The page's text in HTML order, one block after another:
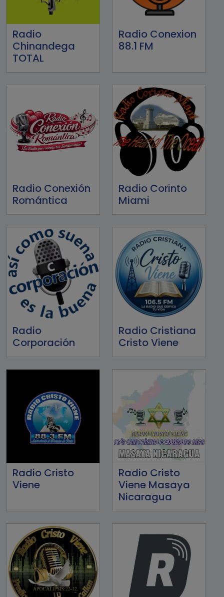
Radio
Chinandega
TOTAL
Radio Conexion
88.1 FM
Radio Conexión
Romántica
Radio Corinto
Miami
Radio
Corporación
Radio Cristiana
Cristo Viene
Radio Cristo
Viene
Radio Cristo
Viene Masaya
Nicaragua